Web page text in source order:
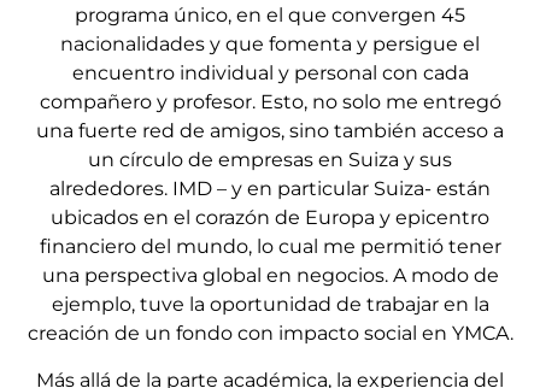
programa único, en el que convergen 45
nacionalidades y que fomenta y persigue el
encuentro individual y personal con cada
compañero y profesor. Esto, no solo me entregó
una fuerte red de amigos, sino también acceso a
un círculo de empresas en Suiza y sus
alrededores. IMD – y en particular Suiza- están
ubicados en el corazón de Europa y epicentro
financiero del mundo, lo cual me permitió tener
una perspectiva global en negocios. A modo de
ejemplo, tuve la oportunidad de trabajar en la
creación de un fondo con impacto social en YMCA.
Más allá de la parte académica, la experiencia del